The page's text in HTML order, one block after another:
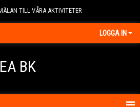
TILL VÅRA AKTIVITETER
LOGGA IN
BK